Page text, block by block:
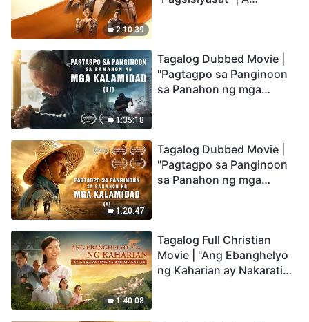
2:10:39
1:35:18
Tagalog Dubbed Movie |
"Pagtagpo sa Panginoon
sa Panahon ng mga
Tayo Makakapasok sa
Kaharian ng Diyos?
1:20:47
Tagalog Dubbed Movie |
"Pagtagpo sa Panginoon
sa Panahon ng mga
Sangkatauhan?
1:40:08
Tagalog Full Christian
Movie | "Ang Ebanghelyo
ng Kaharian ay Nakarating